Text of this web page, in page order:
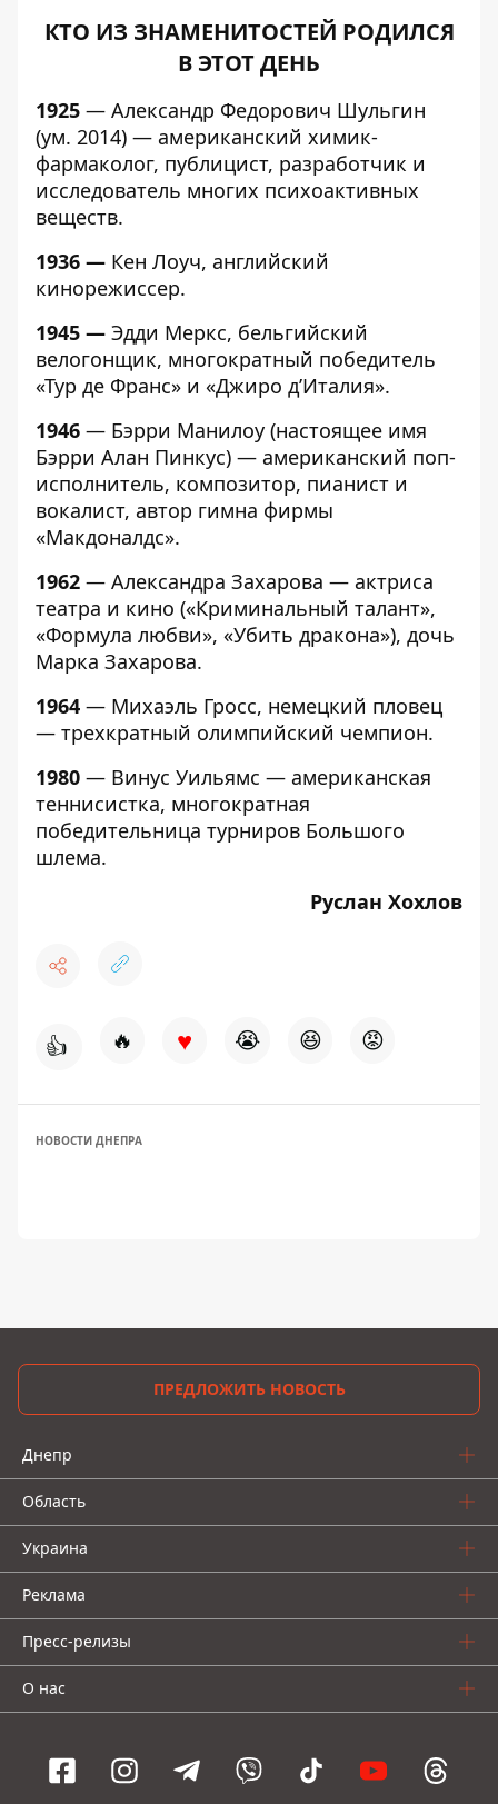
КТО ИЗ ЗНАМЕНИТОСТЕЙ РОДИЛСЯ
В ЭТОТ ДЕНЬ
1925 — Александр Федорович Шульгин
(ум. 2014) — американский химик-
фармаколог, публицист, разработчик и
исследователь многих психоактивных
веществ.
1936 — Кен Лоуч, английский
кинорежиссер.
1945 — Эдди Меркс, бельгийский
велогонщик, многократный победитель
«Тур де Франс» и «Джиро д’Италия».
1946 — Бэрри Манилоу (настоящее имя
Бэрри Алан Пинкус) — американский поп-
исполнитель, композитор, пианист и
вокалист, автор гимна фирмы
«Макдоналдс».
1962 — Александра Захарова — актриса
театра и кино («Криминальный талант»,
«Формула любви», «Убить дракона»), дочь
Марка Захарова.
1964 — Михаэль Гросс, немецкий пловец
— трехкратный олимпийский чемпион.
1980 — Винус Уильямс — американская
теннисистка, многократная
победительница турниров Большого
шлема.
Руслан Хохлов
👍 🔥 ♥ 😭 😆 😡
НОВОСТИ ДНЕПРА
ПРЕДЛОЖИТЬ НОВОСТЬ
Днепр
Область
Украина
Реклама
Пресс-релизы
О нас